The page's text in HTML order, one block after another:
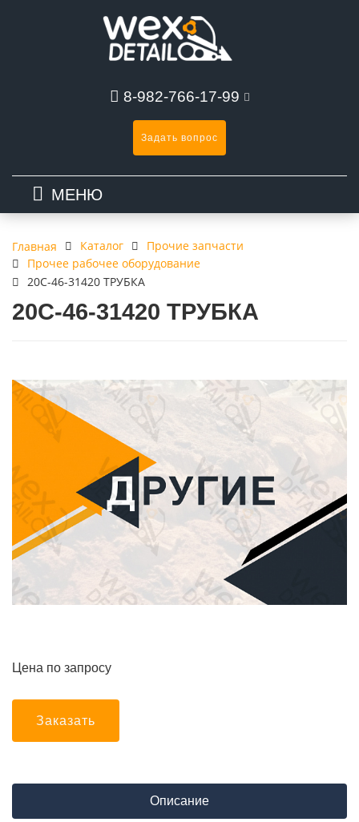
8-982-766-17-99
Задать вопрос
МЕНЮ
Главная Каталог
Прочие запчасти
Прочее рабочее оборудование
20C-46-31420 ТРУБКА
20C-46-31420 ТРУБКА
Цена по запросу
Заказать
Описание